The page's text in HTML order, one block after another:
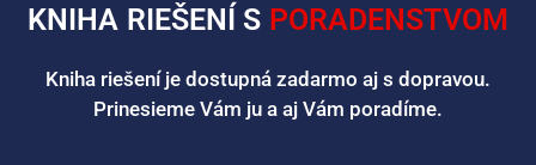
KNIHA RIEŠENÍ S PORADENSTVOM
Kniha riešení je dostupná zadarmo aj s dopravou.
Prinesieme Vám ju a aj Vám poradíme.